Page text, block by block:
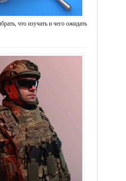
что изучать и чего ожидать